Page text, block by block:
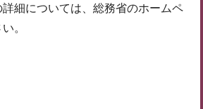
細については、総務省のホームペ
。